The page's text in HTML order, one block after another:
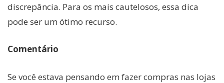
discrepância. Para os mais cautelosos, essa dica
pode ser um ótimo recurso.
Comentário
Se você estava pensando em fazer compras nas lojas